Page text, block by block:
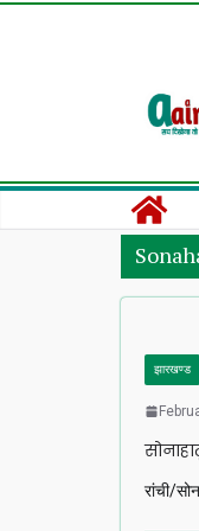
झारखण्ड
रांची/